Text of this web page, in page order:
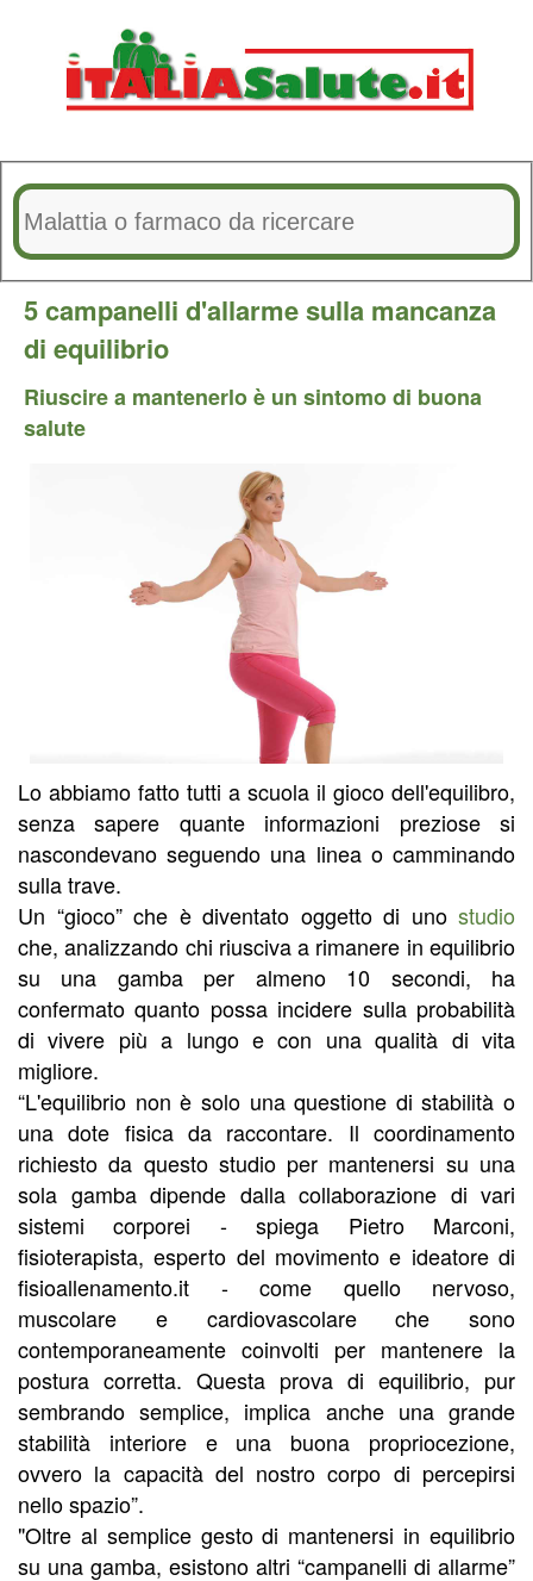
5 campanelli d'allarme sulla mancanza
di equilibrio
Riuscire a mantenerlo è un sintomo di buona
salute
Lo abbiamo fatto tutti a scuola il gioco dell'equilibro,
senza sapere quante informazioni preziose si
nascondevano seguendo una linea o camminando
sulla trave.
Un “gioco” che è diventato oggetto di uno studio
che, analizzando chi riusciva a rimanere in equilibrio
su una gamba per almeno 10 secondi, ha
confermato quanto possa incidere sulla probabilità
di vivere più a lungo e con una qualità di vita
migliore.
“L'equilibrio non è solo una questione di stabilità o
una dote fisica da raccontare. Il coordinamento
richiesto da questo studio per mantenersi su una
sola gamba dipende dalla collaborazione di vari
sistemi corporei - spiega Pietro Marconi,
fisioterapista, esperto del movimento e ideatore di
fisioallenamento.it - come quello nervoso,
muscolare e cardiovascolare che sono
contemporaneamente coinvolti per mantenere la
postura corretta. Questa prova di equilibrio, pur
sembrando semplice, implica anche una grande
stabilità interiore e una buona propriocezione,
ovvero la capacità del nostro corpo di percepirsi
nello spazio”.
"Oltre al semplice gesto di mantenersi in equilibrio
su una gamba, esistono altri “campanelli di allarme”